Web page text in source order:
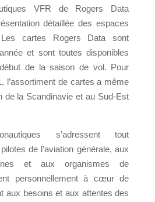
VFR de Rogers Data
détaillée des espaces
cartes Rogers Data sont
et sont toutes disponibles
de la saison de vol. Pour
l’assortiment de cartes a même
de la Scandinavie et au Sud-Est
s’adressent tout
de l’aviation générale, aux
et aux organismes de
personnellement à cœur de
aux besoins et aux attentes des